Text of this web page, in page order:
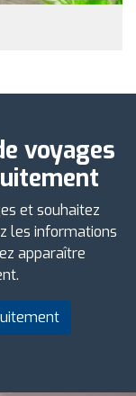
voyages
et souhaitez
les informations
apparaître